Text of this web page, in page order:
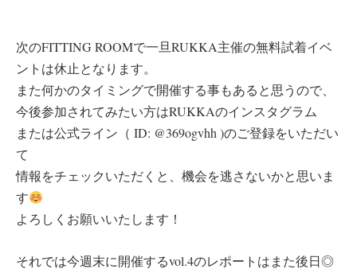
次のFITTING ROOMで一旦RUKKA主催の無料試着イベ
ントは休止となります。
また何かのタイミングで開催する事もあると思うので、
今後参加されてみたい方はRUKKAのインスタグラム
または公式ライン（ ID: @369ogvhh )のご登録をいただい
て
情報をチェックいただくと、機会を逃さないかと思いま
す
よろしくお願いいたします！
それでは今週末に開催するvol.4のレポートはまた後日◎